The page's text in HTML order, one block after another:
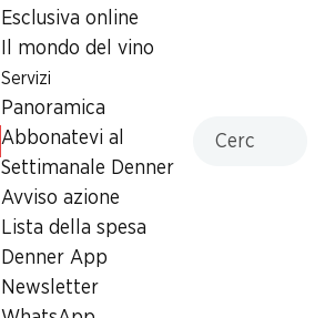
Esclusiva online
Il mondo del vino
Servizi
Panoramica
Abbonatevi al
Settimanale Denner
Avviso azione
Lista della spesa
Denner App
Newsletter
08:00 - 19:00